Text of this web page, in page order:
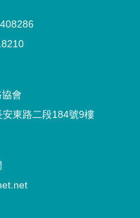
會
東路二段184號9樓